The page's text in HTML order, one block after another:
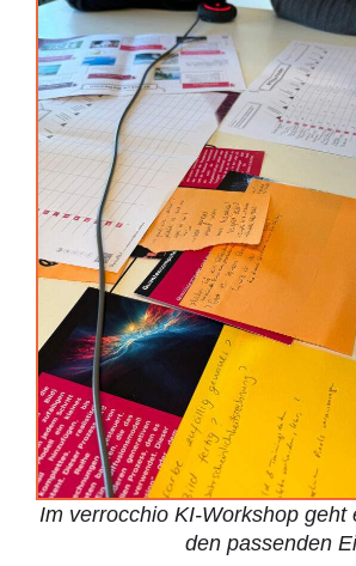
Im verrocchio KI-Workshop geht
den passenden